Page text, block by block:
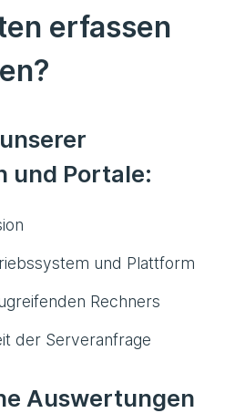
erfassen
und Portale:
und Plattform
Rechners
der Serveranfrage
Auswertungen